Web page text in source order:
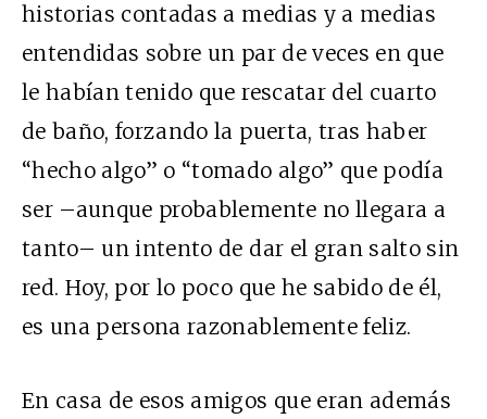
historias contadas a medias y a medias
entendidas sobre un par de veces en que
le habían tenido que rescatar del cuarto
de baño, forzando la puerta, tras haber
“hecho algo” o “tomado algo” que podía
ser –aunque probablemente no llegara a
tanto– un intento de dar el gran salto sin
red. Hoy, por lo poco que he sabido de él,
es una persona razonablemente feliz.
En casa de esos amigos que eran además